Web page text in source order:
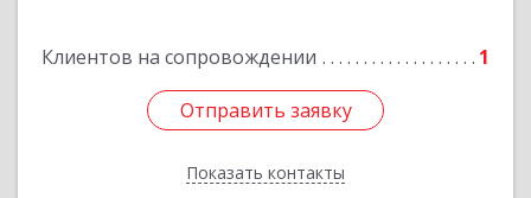
Клиентов на сопровождении 1
Отправить заявку
Показать контакты
Отправить заявку
Назад